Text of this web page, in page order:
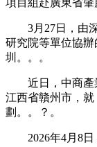
3月27日，由深
研究院等單位協
圳。。。
近日，中商產業
江西省贛州市，
劃。。？。
2026年4月8日